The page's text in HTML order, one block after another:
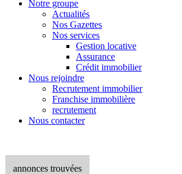
Notre groupe
Actualités
Nos Gazettes
Nos services
Gestion locative
Assurance
Crédit immobilier
Nous rejoindre
Recrutement immobilier
Franchise immobilière
recrutement
Nous contacter
annonces trouvées